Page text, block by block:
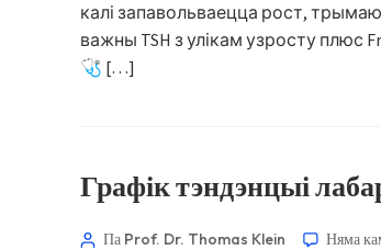
калі запавольваецца рост,
важны TSH з улікам узросту плюс
🩺 […]
Графік тэндэнцыі
Па Prof. Dr. Thomas Klein Няма